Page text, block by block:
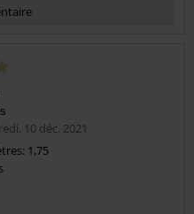
10 déc. 2021
1,75